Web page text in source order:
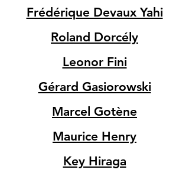
Frédérique Devaux Yahi
Roland Dorcély
Leonor Fini
Gérard Gasiorowski
Marcel Gotène
Maurice Henry
Key Hiraga